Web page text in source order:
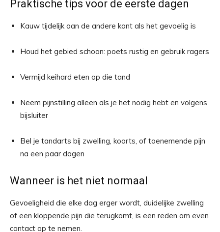
Praktische tips voor de eerste dagen
Kauw tijdelijk aan de andere kant als het gevoelig is
Houd het gebied schoon: poets rustig en gebruik ragers
Vermijd keihard eten op die tand
Neem pijnstilling alleen als je het nodig hebt en volgens
bijsluiter
Bel je tandarts bij zwelling, koorts, of toenemende pijn
na een paar dagen
Wanneer is het niet normaal
Gevoeligheid die elke dag erger wordt, duidelijke zwelling
of een kloppende pijn die terugkomt, is een reden om even
contact op te nemen.